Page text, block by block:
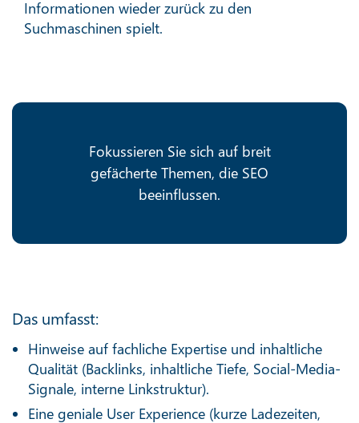
Informationen wieder zurück zu den
Suchmaschinen spielt.
Fokussieren Sie sich auf breit
gefächerte Themen, die SEO
beeinflussen.
Das umfasst:
Hinweise auf fachliche Expertise und inhaltliche
Qualität (Backlinks, inhaltliche Tiefe, Social-Media-
Signale, interne Linkstruktur).
Eine geniale User Experience (kurze Ladezeiten,